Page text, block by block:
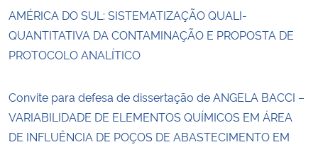
AMÉRICA DO SUL: SISTEMATIZAÇÃO QUALI-
QUANTITATIVA DA CONTAMINAÇÃO E PROPOSTA DE
PROTOCOLO ANALÍTICO
Convite para defesa de dissertação de ANGELA BACCI –
VARIABILIDADE DE ELEMENTOS QUÍMICOS EM ÁREA
DE INFLUÊNCIA DE POÇOS DE ABASTECIMENTO EM